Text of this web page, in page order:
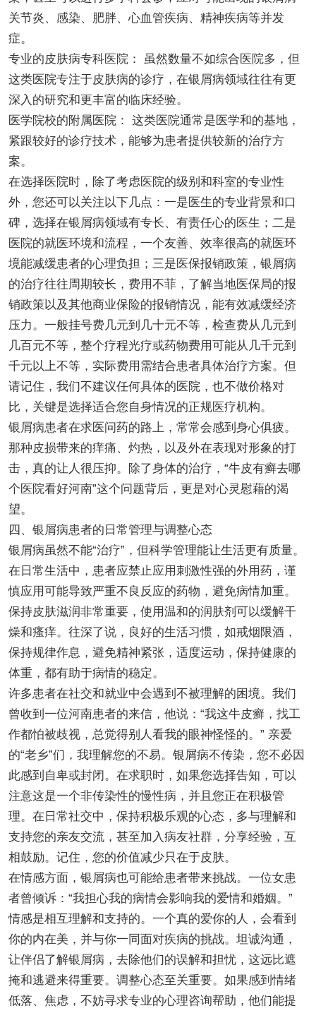
关节炎、感染、肥胖、心血管疾病、精神疾病等并发
症。
专业的皮肤病专科医院： 虽然数量不如综合医院多，但
这类医院专注于皮肤病的诊疗，在银屑病领域往往有更
深入的研究和更丰富的临床经验。
医学院校的附属医院： 这类医院通常是医学和的基地，
紧跟较好的诊疗技术，能够为患者提供较新的治疗方
案。
在选择医院时，除了考虑医院的级别和科室的专业性
外，您还可以关注以下几点：一是医生的专业背景和口
碑，选择在银屑病领域有专长、有责任心的医生；二是
医院的就医环境和流程，一个友善、效率很高的就医环
境能减缓患者的心理负担；三是医保报销政策，银屑病
的治疗往往周期较长，费用不菲，了解当地医保局的报
销政策以及其他商业保险的报销情况，能有效减缓经济
压力。一般挂号费几元到几十元不等，检查费从几元到
几百元不等，整个疗程光疗或药物费用可能从几千元到
千元以上不等，实际费用需结合患者具体治疗方案。但
请记住，我们不建议任何具体的医院，也不做价格对
比，关键是选择适合您自身情况的正规医疗机构。
银屑病患者在求医问药的路上，常常会感到身心俱疲。
那种皮损带来的痒痛、灼热，以及外在表现对形象的打
击，真的让人很压抑。除了身体的治疗，“牛皮有癣去哪
个医院看好河南”这个问题背后，更是对心灵慰藉的渴
望。
四、银屑病患者的日常管理与调整心态
银屑病虽然不能“治疗”，但科学管理能让生活更有质量。
在日常生活中，患者应禁止应用刺激性强的外用药，谨
慎应用可能导致严重不良反应的药物，避免病情加重。
保持皮肤滋润非常重要，使用温和的润肤剂可以缓解干
燥和瘙痒。往深了说，良好的生活习惯，如戒烟限酒，
保持规律作息，避免精神紧张，适度运动，保持健康的
体重，都有助于病情的稳定。
许多患者在社交和就业中会遇到不被理解的困境。我们
曾收到一位河南患者的来信，他说：“我这牛皮癣，找工
作都怕被歧视，总觉得别人看我的眼神怪怪的。” 亲爱
的“老乡”们，我理解您的不易。银屑病不传染，您不必因
此感到自卑或封闭。在求职时，如果您选择告知，可以
注意这是一个非传染性的慢性病，并且您正在积极管
理。在日常社交中，保持积极乐观的心态，多与理解和
支持您的亲友交流，甚至加入病友社群，分享经验，互
相鼓励。记住，您的价值减少只在于皮肤。
在情感方面，银屑病也可能给患者带来挑战。一位女患
者曾倾诉：“我担心我的病情会影响我的爱情和婚姻。”
情感是相互理解和支持的。一个真的爱你的人，会看到
你的内在美，并与你一同面对疾病的挑战。坦诚沟通，
让伴侣了解银屑病，去除他们的误解和担忧，这远比遮
掩和逃避来得重要。调整心态至关重要。如果感到情绪
低落、焦虑，不妨寻求专业的心理咨询帮助，他们能提